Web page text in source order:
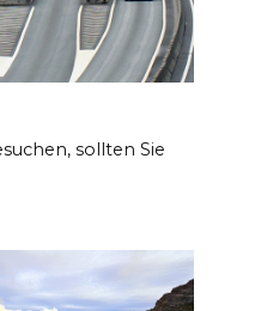
sollten Sie